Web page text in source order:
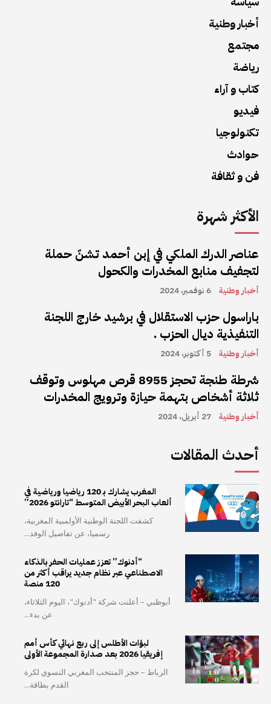
أخبار وطنية
مجتمع
رياضة
كتاب و آراء
فيديو
تكنولوجيا
حوادث
فن و ثقافة
الأكثر شهرة
عناصر الدرك الملكي في إبن أحمد تشنّ حملة
لتجفيف منابع المخدرات والكحول
أخبار وطنية 6 نوفمبر، 2024
باراسول حزب الاستقلال في برشيد خارج اللجنة
التنفيذية ديال الحزب .
أخبار وطنية 5 أكتوبر، 2024
شرطة طنجة تحجز 8955 قرص مهلوس وتوقف
ثلاثة أشخاص بتهمة حيازة وترويج المخدرات
أخبار وطنية 27 أبريل، 2024
أحدث المقالات
المغرب يشارك بـ 120 رياضيا ورياضية في
ألعاب البحر الأبيض المتوسط “تارانتو 2026”
كشفت اللجنة الوطنية الأولمبية المغربية،
رسميا، عن تفاصيل الوفد...
“أدنوك” تعزز عمليات الحفر بالذكاء
الاصطناعي عبر نظام جديد يراقب أكثر من
120 منصة
أبوظبي – أعلنت شركة "أدنوك"، اليوم الثلاثاء،
عن بدء...
لبؤات الأطلس إلى ربع نهائي كأس أمم
إفريقيا 2026 بعد صدارة المجموعة الأولى
الرباط – حجز المنتخب المغربي النسوي لكرة
القدم بطاقة...